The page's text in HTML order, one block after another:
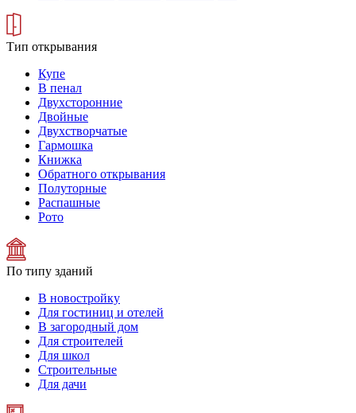
Тип открывания
Купе
В пенал
Двухсторонние
Двойные
Двухстворчатые
Гармошка
Книжка
Обратного открывания
Полуторные
Распашные
Рото
По типу зданий
В новостройку
Для гостиниц и отелей
В загородный дом
Для строителей
Для школ
Строительные
Для дачи